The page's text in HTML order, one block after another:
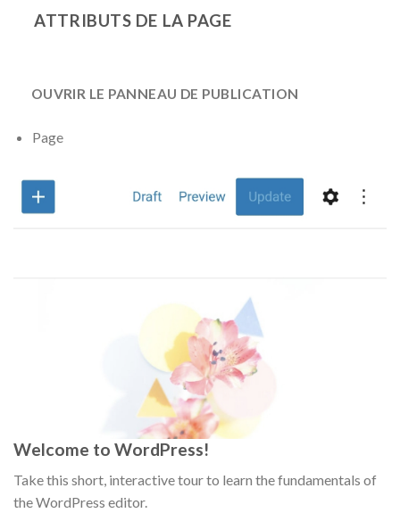
ATTRIBUTS DE LA PAGE
OUVRIR LE PANNEAU DE PUBLICATION
Page
Welcome to WordPress!
Take this short, interactive tour to learn the fundamentals of
the WordPress editor.